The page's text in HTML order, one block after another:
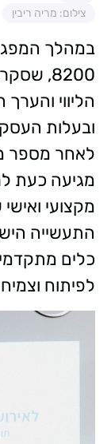
צילום: מריה ריבין
במהלך
8200,
הליווי
ובעלות
לאחר מספר
מגיעה כעת
מקצועי
התעשייה
כלים
לפיתוח